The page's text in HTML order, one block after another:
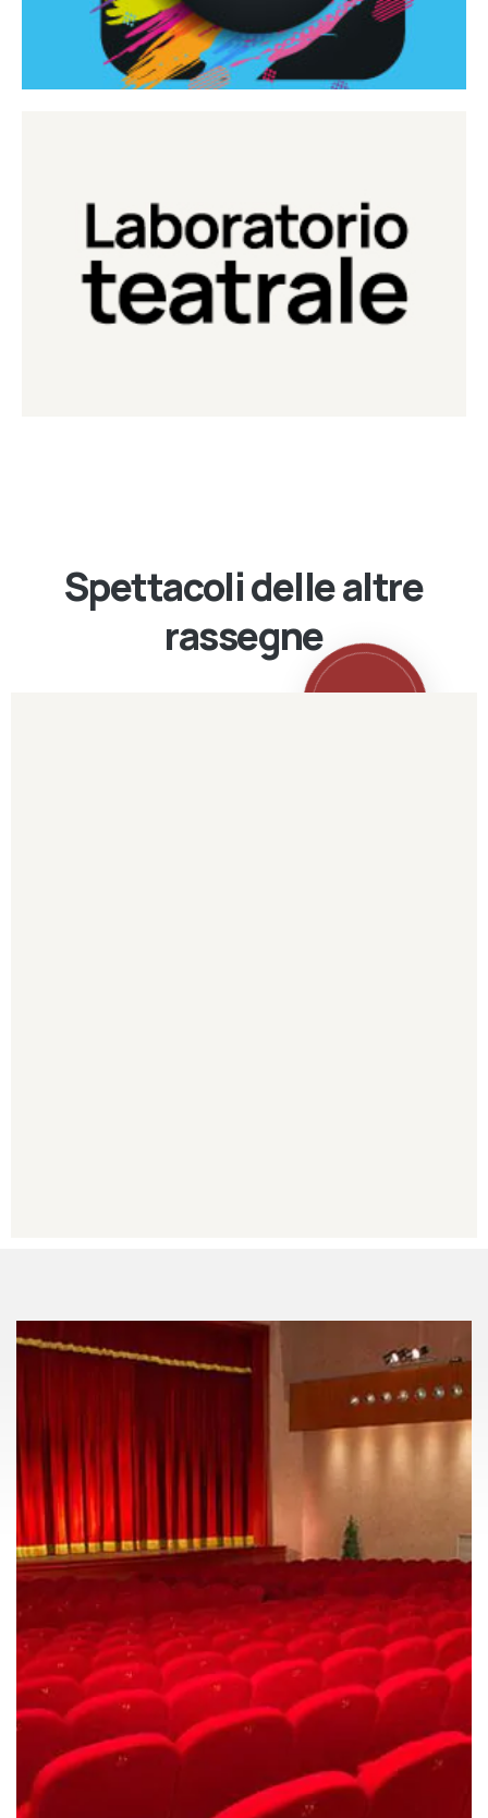
Laboratorio Teatrale
Laboratorio di teatro del Teatro Eduardo de Filippo
Continua
Spettacoli delle altre
rassegne